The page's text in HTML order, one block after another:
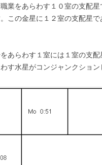
業をあらわす１０室の支配
この金星に１２室の支配星
あらわす１室には１室の支
す水星がコンジャンクション